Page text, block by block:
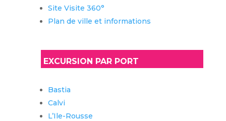
Site Visite 360°
Plan de ville et informations
EXCURSION PAR PORT
Bastia
Calvi
L’Ile-Rousse